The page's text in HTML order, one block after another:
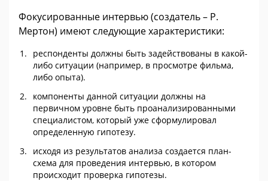
Фокусированные интервью (создатель – Р.
Мертон) имеют следующие характеристики:
респонденты должны быть задействованы в какой-
либо ситуации (например, в просмотре фильма,
либо опыта).
компоненты данной ситуации должны на
первичном уровне быть проанализированными
специалистом, который уже сформулировал
определенную гипотезу.
исходя из результатов анализа создается план-
схема для проведения интервью, в котором
происходит проверка гипотезы.